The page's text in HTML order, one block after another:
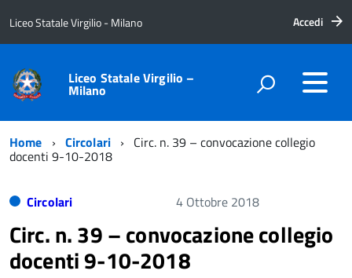
Liceo Statale Virgilio - Milano Accedi
Liceo Statale Virgilio –
Milano
Home Circolari Circ. n. 39 – convocazione collegio
docenti 9-10-2018
Circolari 4 Ottobre 2018
Circ. n. 39 – convocazione collegio
docenti 9-10-2018